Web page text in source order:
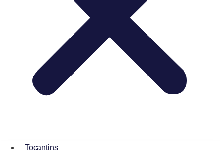
Tocantins